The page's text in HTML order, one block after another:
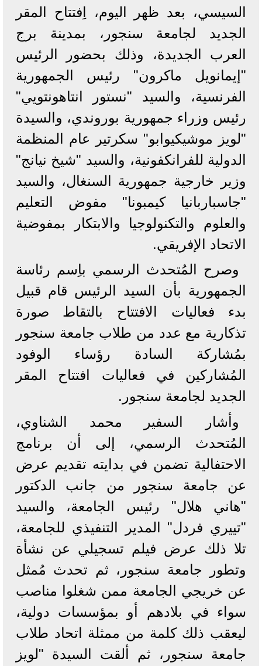
السيسي، بعد ظهر اليوم، اِفتتاح المقر
الجديد لجامعة سنجور، بمدينة برج
العرب الجديدة، وذلك بحضور الرئيس
"إيمانويل ماكرون" رئيس الجمهورية
الفرنسية، والسيد "نستور انتاهونتويي"
رئيس وزراء جمهورية بوروندي، والسيدة
"لويز موشيكيوابو" سكرتير عام المنظمة
الدولية للفرانكفونية، والسيد "شيخ نيانج"
وزير خارجية جمهورية السنغال، والسيد
"جاسباربانيا كيمبونا" مفوض التعليم
والعلوم والتكنولوجيا والابتكار بمفوضية
الاتحاد الإفريقي.
وصرح المُتحدث الرسمي باِسم رئاسة
الجمهورية بأن السيد الرئيس قام قبيل
بدء فعاليات الافتتاح بالتقاط صورة
تذكارية مع عدد من طلاب جامعة سنجور
بمُشاركة السادة رؤساء الوفود
المُشاركين في فعاليات افتتاح المقر
الجديد لجامعة سنجور.
وأشار السفير محمد الشناوي،
المُتحدث الرسمي، إلى أن برنامج
الاحتفالية تضمن في بدايته تقديم عرض
عن جامعة سنجور من جانب الدكتور
"هاني هلال" رئيس الجامعة، والسيد
"تييري فردل" المدير التنفيذي للجامعة،
تلا ذلك عرض فيلم تسجيلي عن نشأة
وتطور جامعة سنجور، ثم تحدث مُمثل
عن خريجي الجامعة ممن شغلوا مناصب
سواء في بلادهم أو بمؤسسات دولية،
ليعقب ذلك كلمة من ممثلة اتحاد طلاب
جامعة سنجور، ثم ألقت السيدة "لويز